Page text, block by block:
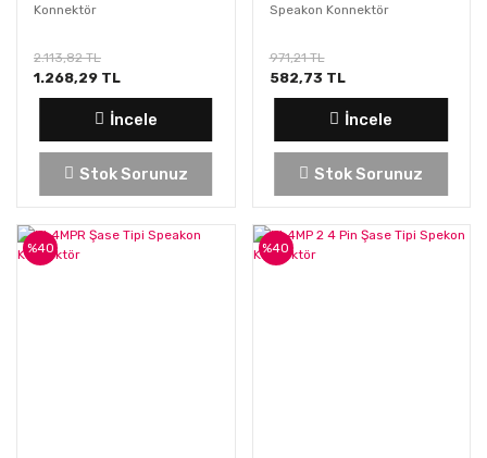
Konnektör
2.113,82 TL
1.268,29 TL
İncele
Stok Sorunuz
Speakon Konnektör
971,21 TL
582,73 TL
İncele
Stok Sorunuz
%40 %40